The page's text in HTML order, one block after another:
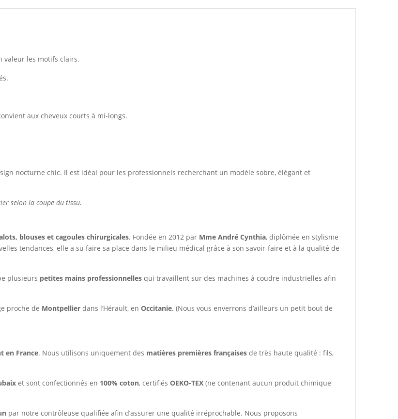
valeur les motifs clairs.
aux cheveux courts à mi-longs.
nocturne chic. Il est idéal pour les professionnels recherchant un modèle sobre, élégant et
selon la coupe du tissu.
blouses et cagoules chirurgicales. Fondée en 2012 par Mme André Cynthia, diplômée en stylisme
tendances, elle a su faire sa place dans le milieu médical grâce à son savoir-faire et à la qualité de
plusieurs petites mains professionnelles qui travaillent sur des machines à coudre industrielles afin
proche de Montpellier dans l’Hérault, en Occitanie. (Nous vous enverrons d’ailleurs un petit bout de
en France. Nous utilisons uniquement des matières premières françaises de très haute qualité : fils,
et sont confectionnés en 100% coton, certifiés OEKO-TEX (ne contenant aucun produit chimique
par notre contrôleuse qualifiée afin d’assurer une qualité irréprochable. Nous proposons